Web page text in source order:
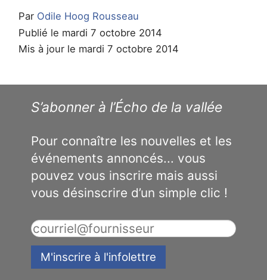
Par Odile Hoog Rousseau
Publié le mardi 7 octobre 2014
Mis à jour le mardi 7 octobre 2014
S’abonner à l’Écho de la vallée
Pour connaître les nouvelles et les
événements annoncés... vous
pouvez vous inscrire mais aussi
vous désinscrire d’un simple clic !